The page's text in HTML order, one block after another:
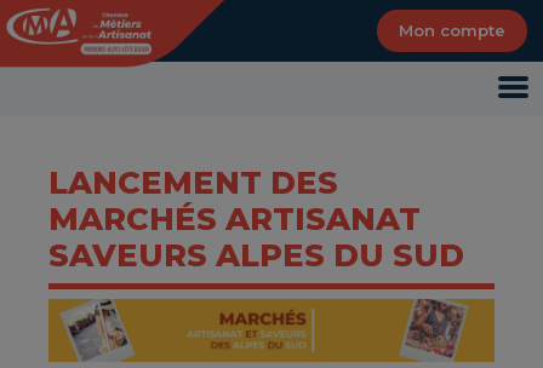
Mon compte
LANCEMENT DES
MARCHÉS ARTISANAT
SAVEURS ALPES DU SUD
Panneau de gestion des cookies